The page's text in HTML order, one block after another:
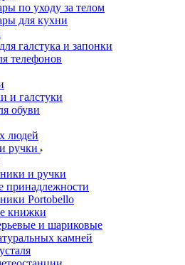
по уходу за телом
для кухни
галстука и запонки
телефонов
и галстуки
обуви
людей
ручки
и ручки
принадлежности
Portobello
книжки
и шариковые
камней